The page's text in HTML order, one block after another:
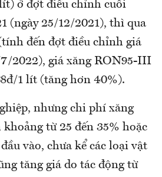
ở đợt điều chỉnh cuối
(ngày 25/12/2021), thì qua
đến đợt điều chỉnh giá
7/2022), giá xăng RON95-III
1 lít (tăng hơn 40%).
nhưng chi phí xăng
từ 25 đến 35% hoặc
vào, chưa kể các loại vật
tăng giá do tác động từ